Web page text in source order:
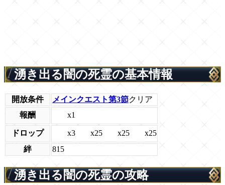
湧き出る闇の死霊の基本情報
開放条件 メインクエスト第3節クリア
報酬
x1
ドロップ x3 x25 x25
x25
絆
815
湧き出る闇の死霊の攻略